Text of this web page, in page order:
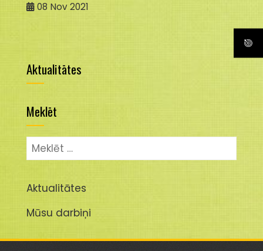
08 Nov 2021
Aktualitātes
Meklēt
Meklēt:
Aktualitātes
Mūsu darbiņi